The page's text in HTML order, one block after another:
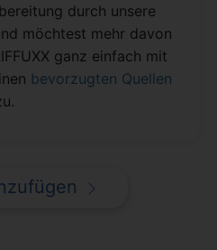
durch unsere
möchtest mehr davon
ganz einfach mit
bevorzugten Quellen